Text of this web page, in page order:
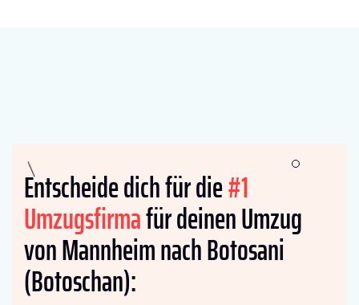
Entscheide dich für die#1
Umzugsfirmafür deinen Umzug
von Mannheim nach Botosani
(Botoschan):